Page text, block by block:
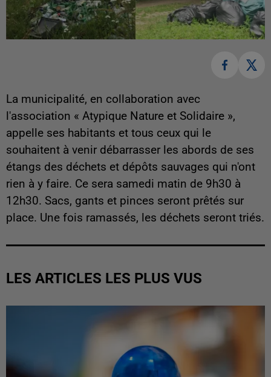
La municipalité, en collaboration avec
l'association « Atypique Nature et Solidaire »,
appelle ses habitants et tous ceux qui le
souhaitent à venir débarrasser les abords de ses
étangs des déchets et dépôts sauvages qui n'ont
rien à y faire. Ce sera samedi matin de 9h30 à
12h30. Sacs, gants et pinces seront prêtés sur
place. Une fois ramassés, les déchets seront triés.
LES ARTICLES LES PLUS VUS